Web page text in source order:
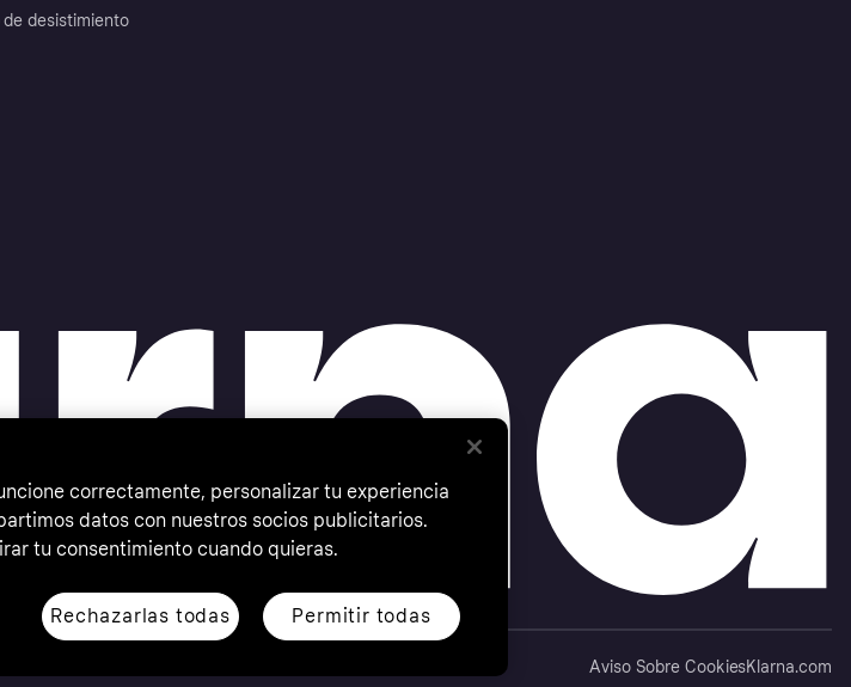
de desistimiento
Sveavägen 46,
Aviso Sobre CookiesKlarna.com
correctamente, personalizar tu experiencia
datos con nuestros socios publicitarios.
tu consentimiento cuando quieras.
Rechazarlas todas Permitir todas